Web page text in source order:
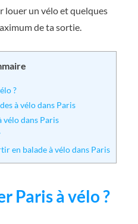
louer un vélo et quelques
de ta sortie.
?
à vélo dans Paris
vélo dans Paris
en balade à vélo dans Paris
Paris à vélo ?